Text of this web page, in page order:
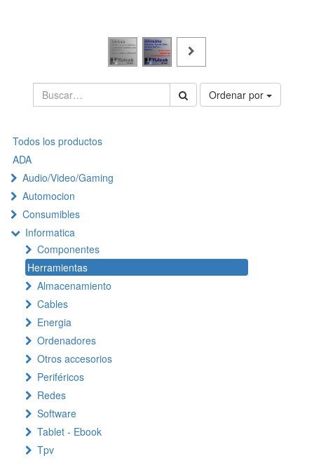
Ordenar por
Todos los productos
ADA
Audio/Video/Gaming
Automocion
Consumibles
Informatica
Componentes
Herramientas
Almacenamiento
Cables
Energia
Ordenadores
Otros accesorios
Periféricos
Redes
Software
Tablet - Ebook
Tpv